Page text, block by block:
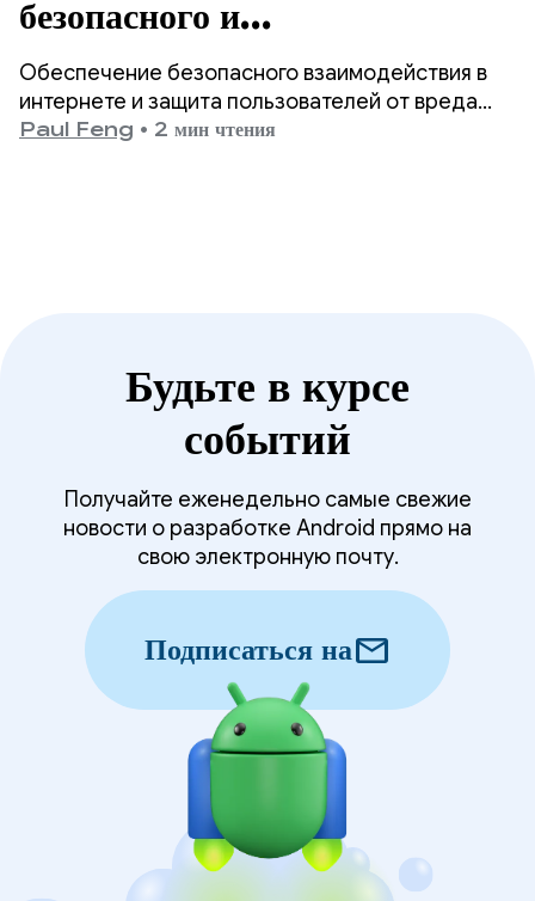
безопасного и
соответствующего возрасту
контента в Google Play.
Обеспечение безопасного взаимодействия в
интернете и защита пользователей от вреда
являются одними из главных приоритетов
Paul Feng • 2 мин чтения
Будьте в курсе
событий
Получайте еженедельно самые свежие
новости о разработке Android прямо на
свою электронную почту.
Подписаться наmail